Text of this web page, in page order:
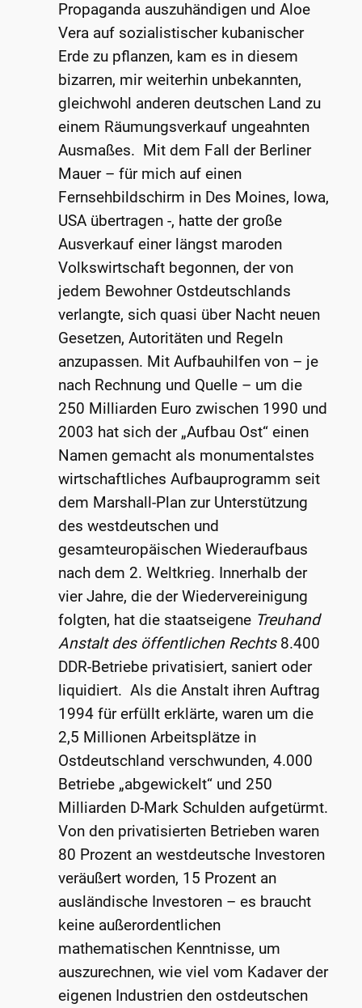
Propaganda auszuhändigen und Aloe
Vera auf sozialistischer kubanischer
Erde zu pflanzen, kam es in diesem
bizarren, mir weiterhin unbekannten,
gleichwohl anderen deutschen Land zu
einem Räumungsverkauf ungeahnten
Ausmaßes. Mit dem Fall der Berliner
Mauer – für mich auf einen
Fernsehbildschirm in Des Moines, Iowa,
USA übertragen -, hatte der große
Ausverkauf einer längst maroden
Volkswirtschaft begonnen, der von
jedem Bewohner Ostdeutschlands
verlangte, sich quasi über Nacht neuen
Gesetzen, Autoritäten und Regeln
anzupassen. Mit Aufbauhilfen von – je
nach Rechnung und Quelle – um die
250 Milliarden Euro zwischen 1990 und
2003 hat sich der „Aufbau Ost“ einen
Namen gemacht als monumentalstes
wirtschaftliches Aufbauprogramm seit
dem Marshall-Plan zur Unterstützung
des westdeutschen und
gesamteuropäischen Wiederaufbaus
nach dem 2. Weltkrieg. Innerhalb der
vier Jahre, die der Wiedervereinigung
folgten, hat die staatseigene Treuhand
Anstalt des öffentlichen Rechts8.400
DDR-Betriebe privatisiert, saniert oder
liquidiert. Als die Anstalt ihren Auftrag
1994 für erfüllt erklärte, waren um die
2,5 Millionen Arbeitsplätze in
Ostdeutschland verschwunden, 4.000
Betriebe „abgewickelt“ und 250
Milliarden D-Mark Schulden aufgetürmt.
Von den privatisierten Betrieben waren
80 Prozent an westdeutsche Investoren
veräußert worden, 15 Prozent an
ausländische Investoren – es braucht
keine außerordentlichen
mathematischen Kenntnisse, um
auszurechnen, wie viel vom Kadaver der
eigenen Industrien den ostdeutschen